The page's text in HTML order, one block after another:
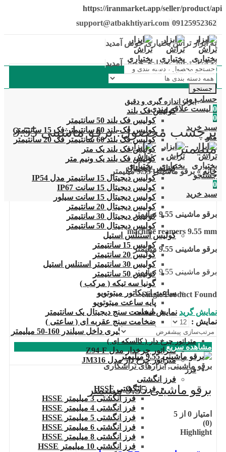
https://iranmarket.app/seller/product/api
support@atbakhtiyari.com 09125952362
به ابزار تراش بختیاری خوش آمدید
به ابزار تراش بختیاری خوش آمدید
جستجو
حساب من
0 لیست علاقه مندی
0
سبد خرید
منو
جستجو
0
سبد خرید
دسته بندی محصولات
ابزار اندازه گیری و دقیق
کولیس فک بلند
کولیس فک بلند 50 سانتیمتر
کولیس فک بلند 60 سانتیمتر فک 15 سانتیمتر
کولیس فک بلند 60 سانتیمتر فک 20 سانتیمتر
کولیس فک بلند یک متر
کولیس فک بلند یک ونیم متر
کولیس دیجیتال
کولیس دیجیتال 15 سانتیمتر مدل IP54
کولیس دیجیتال 15 سانت IP67
کولیس دیجیتال 15 سانت سیلور
کولیس دیجیتال 20 سانتیمتر
کولیس دیجیتال 30 سانتیمتر
کولیس دیجیتال 50 سانتیمتر
کولیس استنلس استیل
کولیس 15 سانتیمتر
کولیس 20 سانتیمتر
کولیس 30 سانتیمتر استنلس استیل
کولیس 50 سانتیمتر
گونیا سه تیکه ( مرکب )
ساعت اندیکاتور میتوتویو
پایه ساعت میتوتویو
ضخامت سنج دیجیتال یک سانتیمتر
ضخامت سنج عقربه ای ( ساعتی )
گیج اندازه گیری داخل سیلندر 160-50 میلیمتر
متراتور چرخ دار ( کالسکه ای )
متراتور چرخدار مدل Z94-F
متراتور چرخ دار مدل JM316
فرز
فرز انگشتی
فرز انگشتی HSSE
فرز انگشتی 3 میلیمتر HSSE
فرز انگشتی 4 میلیمتر HSSE
فرز انگشتی 5 میلیمتر HSSE
فرز انگشتی 6 میلیمتر HSSE
فرز انگشتی 8 میلیمتر HSSE
فرز انگشتی 10 میلیمتر HSSE
برچسب محصول: برقو ماشینی 9.55
میلیمتر
خانه»برقو ماشینی 9.55 میلیمتر
برقو ماشینی 9.55 میلیمتر
machine reamers 9.55 mm
برقو ماشینی 9.55 میلیمتر
برقو ماشینی 9.55 میلیمتر
Single Product Found
نمایش گرید نمایش لیست
نمایش :
مشاهده سریع
برقو ماشینی,ابزارهای تراشکاری
برقو ماشینی 9.55 میلیمتر
امتیاز 0 از 5
(0)
Highlight